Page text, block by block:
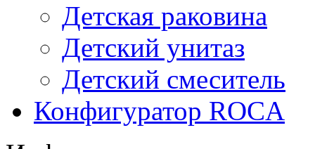
Детская раковина
Детский унитаз
Детский смеситель
Конфигуратор ROCA